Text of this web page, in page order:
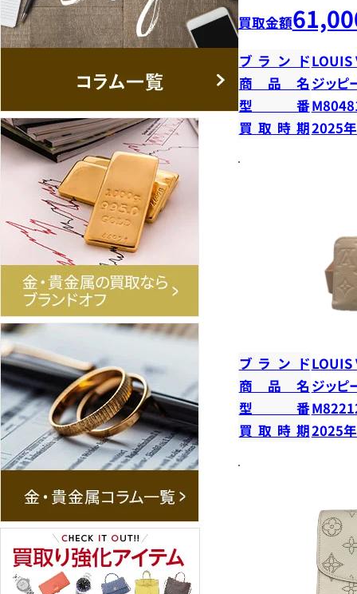
買取金額
ブランドLOUIS
商品名 ジッピ
型番
買取時期2025
ブランドLOUIS
商品名 ジッピ
型番
買取時期2025